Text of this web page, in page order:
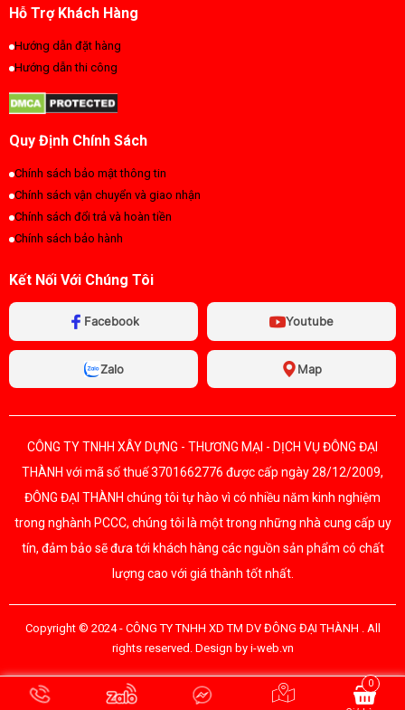
Hỗ Trợ Khách Hàng
Hướng dẫn đặt hàng
Hướng dẫn thi công
Quy Định Chính Sách
Chính sách bảo mật thông tin
Chính sách vận chuyển và giao nhận
Chính sách đổi trả và hoàn tiền
Chính sách bảo hành
Kết Nối Với Chúng Tôi
Facebook Youtube
Zalo Map
CÔNG TY TNHH XÂY DỰNG - THƯƠNG MẠI - DỊCH VỤ ĐÔNG ĐẠI
THÀNH với mã số thuế 3701662776 được cấp ngày 28/12/2009,
ĐÔNG ĐẠI THÀNH chúng tôi tự hào vì có nhiều năm kinh nghiệm
trong nghành PCCC, chúng tôi là một trong những nhà cung cấp uy
tín, đảm bảo sẽ đưa tới khách hàng các nguồn sản phẩm có chất
lượng cao với giá thành tốt nhất.
Copyright © 2024 - CÔNG TY TNHH XD TM DV ĐÔNG ĐẠI THÀNH . All
rights reserved. Design by i-web.vn
0